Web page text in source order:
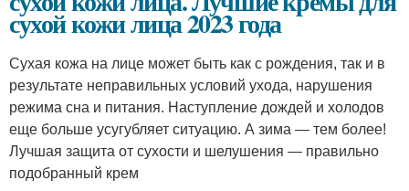
сухой кожи лица 2023 года
Сухая кожа на лице может быть как с рождения, так и в
результате неправильных условий ухода, нарушения
режима сна и питания. Наступление дождей и холодов
еще больше усугубляет ситуацию. А зима — тем более!
Лучшая защита от сухости и шелушения — правильно
подобранный крем